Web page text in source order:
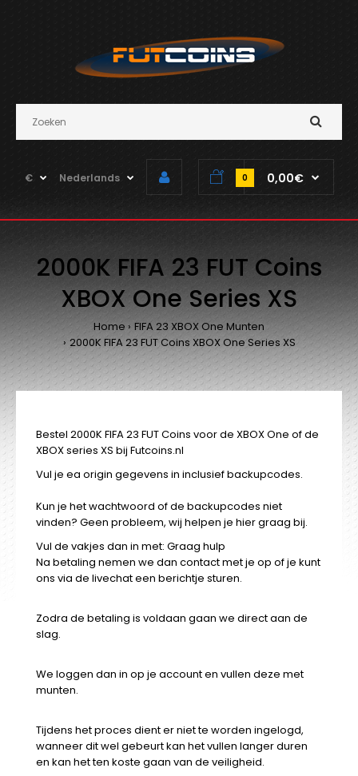
€ Nederlands 0 0,00€
2000K FIFA 23 FUT Coins
XBOX One Series XS
Home
FIFA 23 XBOX One Munten
2000K FIFA 23 FUT Coins XBOX One Series XS
Bestel 2000K FIFA 23 FUT Coins voor de XBOX One of de
XBOX series XS bij Futcoins.nl
Vul je ea origin gegevens in inclusief backupcodes.
Kun je het wachtwoord of de backupcodes niet
vinden? Geen probleem, wij helpen je hier graag bij.
Vul de vakjes dan in met: Graag hulp
Na betaling nemen we dan contact met je op of je kunt
ons via de livechat een berichtje sturen.
Zodra de betaling is voldaan gaan we direct aan de
slag.
We loggen dan in op je account en vullen deze met
munten.
Tijdens het proces dient er niet te worden ingelogd,
wanneer dit wel gebeurt kan het vullen langer duren
en kan het ten koste gaan van de veiligheid.